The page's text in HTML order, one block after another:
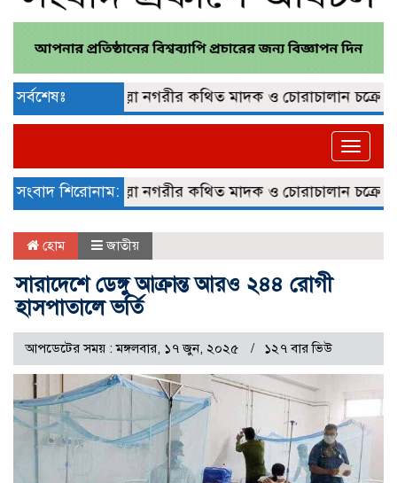
সর্বশেষঃ
জব্দ কুমিল্লা নগরীর কথিত মাদক ও চোরাচালান চক্রের
Toggle
সংবাদ শিরোনাম:
জব্দ কুমিল্লা নগরীর কথিত মাদক ও চোরাচালান চক্রের
হোম জাতীয়
সারাদেশে ডেঙ্গু আক্রান্ত আরও ২৪৪ রোগী
হাসপাতালে ভর্তি
আপডেটের সময় : মঙ্গলবার, ১৭ জুন, ২০২৫ ১২৭ বার ভিউ